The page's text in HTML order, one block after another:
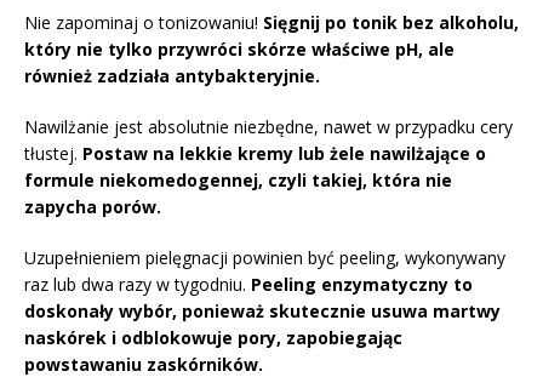
Nie zapominaj o tonizowaniu! Sięgnij po tonik bez alkoholu,
który nie tylko przywróci skórze właściwe pH, ale
również zadziała antybakteryjnie.
Nawilżanie jest absolutnie niezbędne, nawet w przypadku cery
tłustej. Postaw na lekkie kremy lub żele nawilżające o
formule niekomedogennej, czyli takiej, która nie
zapycha porów.
Uzupełnieniem pielęgnacji powinien być peeling, wykonywany
raz lub dwa razy w tygodniu. Peeling enzymatyczny to
doskonały wybór, ponieważ skutecznie usuwa martwy
naskórek i odblokowuje pory, zapobiegając
powstawaniu zaskórników.